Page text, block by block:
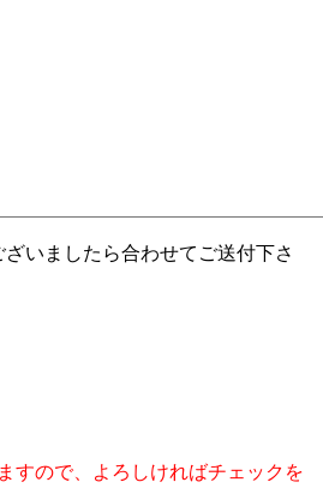
ざいましたら合わせてご送付下さ
すので、よろしければチェックを